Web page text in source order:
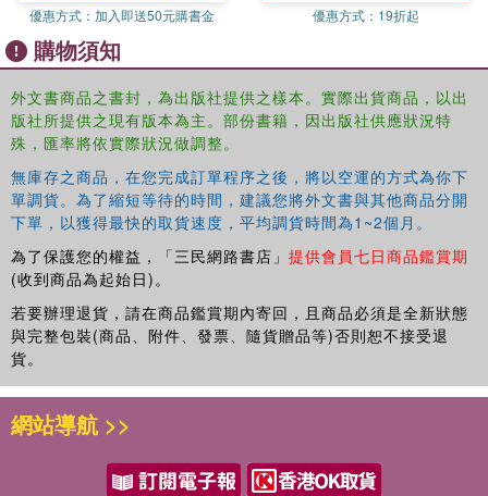
This is an essential textbook for those investigating
sustainable fashion, whether from a design or
management perspective, providing the knowledge and
tools for a future career. It is designed to serve Fashion
Business and Management, Fashion Marketing, Fashion
Buying and Merchandising and Fashion Technology
courses, at all levels, and will also be valuable reading for
those already working within the fashion industry and
studying for professional qualifications. Online resources
include chapter-by-chapter PowerPoint slides and a test
bank.
優惠方式： 加入即送50元購書金 優惠方式： 19折起
購物須知
外文書商品之書封，為出版社提供之樣本。實際出貨商品，以出
版社所提供之現有版本為主。部份書籍，因出版社供應狀況特
殊，匯率將依實際狀況做調整。
無庫存之商品，在您完成訂單程序之後，將以空運的方式為你下
單調貨。為了縮短等待的時間，建議您將外文書與其他商品分開
下單，以獲得最快的取貨速度，平均調貨時間為1~2個月。
為了保護您的權益，「三民網路書店」 提供會員七日商品鑑賞期
(收到商品為起始日)。
若要辦理退貨，請在商品鑑賞期內寄回，且商品必須是全新狀態
與完整包裝(商品、附件、發票、隨貨贈品等)否則恕不接受退
貨。
網站導航 >>